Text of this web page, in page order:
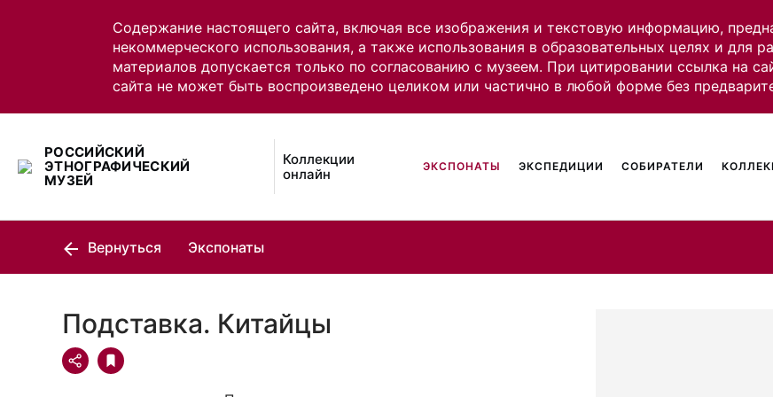
Содержание настоящего сайта, включая все изображения и текстовую информацию,
некоммерческого использования, а также использования в образовательных целях и для
материалов допускается только по согласованию с музеем. При цитировании ссылка на
сайта не может быть воспроизведено целиком или частично в любой форме без
РОССИЙСКИЙ
ЭТНОГРАФИЧЕСКИЙ
МУЗЕЙ
Коллекции
онлайн
ЭКСПОНАТЫ ЭКСПЕДИЦИИ СОБИРАТЕЛИ
Вернуться Экспонаты
Подставка. Китайцы